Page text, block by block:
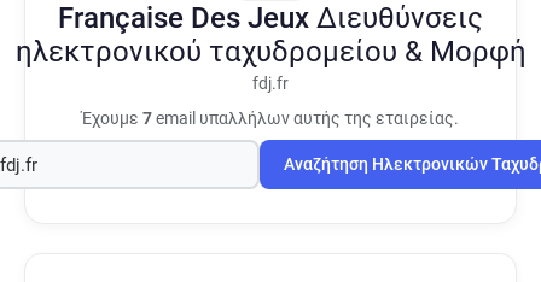
Française Des Jeux Διευθύνσεις
ηλεκτρονικού ταχυδρομείου & Μορφή
fdj.fr
Έχουμε 7email υπαλλήλων αυτής της εταιρείας.
Αναζήτηση Ηλεκτρονικών